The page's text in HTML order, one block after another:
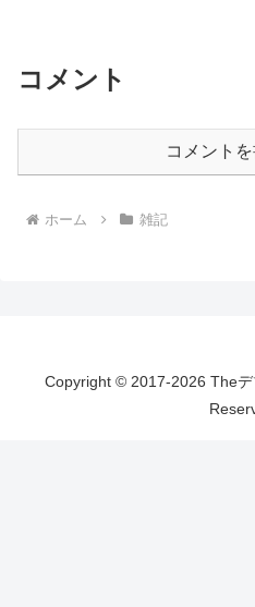
コメント
コメント
ホーム 雑記
Copyright © 2017-2026 The